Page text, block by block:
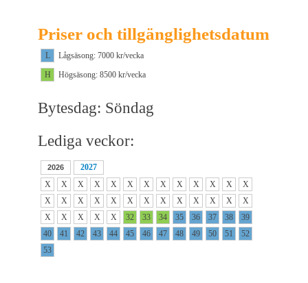
Priser och tillgänglighetsdatum
L
Lågsäsong: 7000 kr/vecka
H
Högsäsong: 8500 kr/vecka
Bytesdag: Söndag
Lediga veckor:
2026
2027
X
X X X X X X X X X X X
X
X
X X X X X X X X X X X
X
X
X X X X 32 33 34 35 36 37 38
39
40
41 42 43 44 45 46 47 48 49 50 51
52
53